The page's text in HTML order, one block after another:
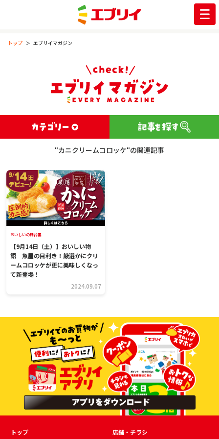
トップ エブリイマガジン
“カニクリームコロッケ“の関連記事
おいしいの舞台裏
【9月14日（土）】おいしい物
語 魚屋の目利き！厳選かにクリ
ームコロッケが更に美味しくなっ
て新登場！
2024.09.07
トップ 店舗・チラシ